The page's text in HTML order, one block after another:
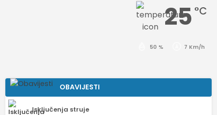
25 °C
50 % 7 Km/h
OBAVIJESTI
Isključenja struje